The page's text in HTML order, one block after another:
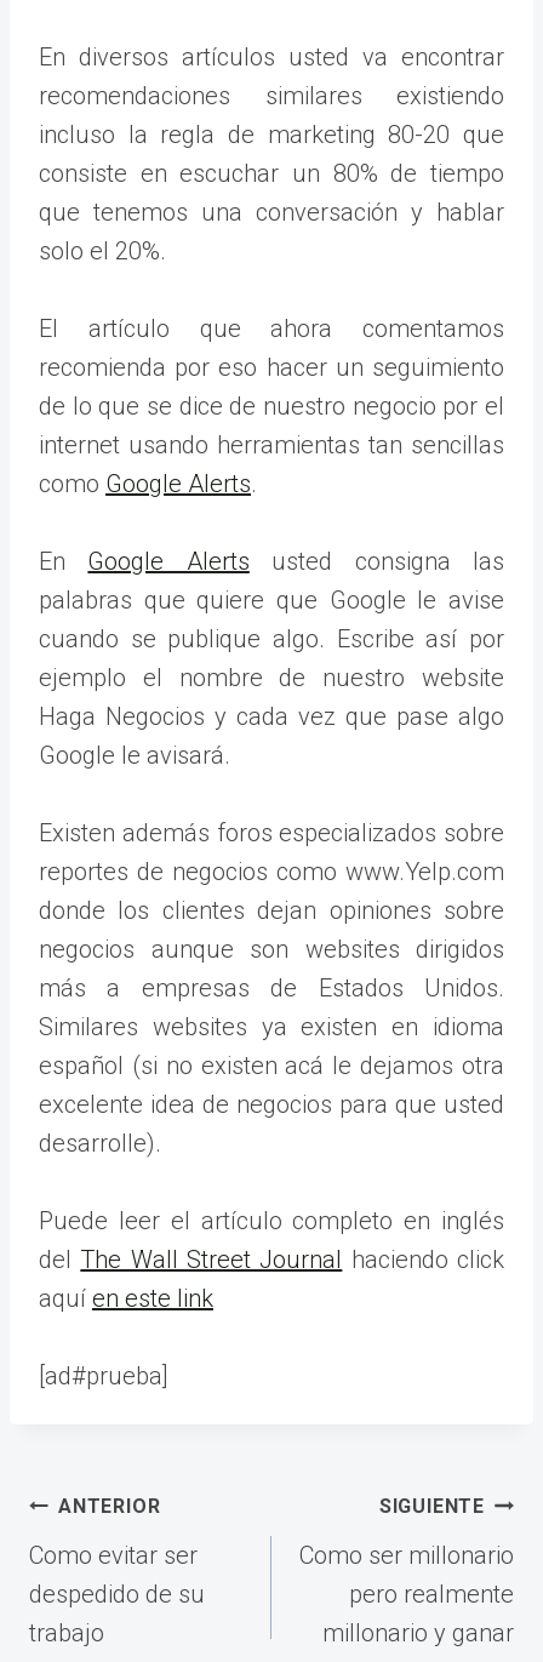
En diversos artículos usted va encontrar
recomendaciones similares existiendo
incluso la regla de marketing 80-20 que
consiste en escuchar un 80% de tiempo
que tenemos una conversación y hablar
solo el 20%.
El artículo que ahora comentamos
recomienda por eso hacer un seguimiento
de lo que se dice de nuestro negocio por el
internet usando herramientas tan sencillas
como Google Alerts.
En Google Alerts usted consigna las
palabras que quiere que Google le avise
cuando se publique algo. Escribe así por
ejemplo el nombre de nuestro website
Haga Negocios y cada vez que pase algo
Google le avisará.
Existen además foros especializados sobre
reportes de negocios como www.Yelp.com
donde los clientes dejan opiniones sobre
negocios aunque son websites dirigidos
más a empresas de Estados Unidos.
Similares websites ya existen en idioma
español (si no existen acá le dejamos otra
excelente idea de negocios para que usted
desarrolle).
Puede leer el artículo completo en inglés
del The Wall Street Journal haciendo click
aquí en este link
[ad#prueba]
Navegación
de
entradas
ANTERIOR
Como evitar ser
despedido de su
trabajo
SIGUIENTE
Como ser millonario
pero realmente
millonario y ganar